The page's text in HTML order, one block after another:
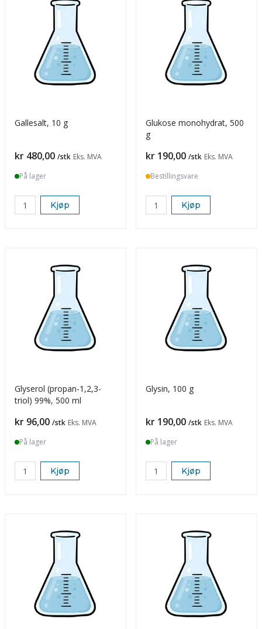
Gallesalt, 10 g
Pris
kr 480,00 /stk Eks. MVA
På lager
Kjøp
Glukose monohydrat, 500
g
Pris
kr 190,00 /stk Eks. MVA
Bestillingsvare
Kjøp
Glyserol (propan-1,2,3-
triol) 99%, 500 ml
Pris
kr 96,00 /stk Eks. MVA
På lager
Kjøp
Glysin, 100 g
Pris
kr 190,00 /stk Eks. MVA
På lager
Kjøp